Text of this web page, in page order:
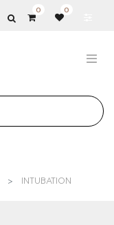
0 0
INTUBATION